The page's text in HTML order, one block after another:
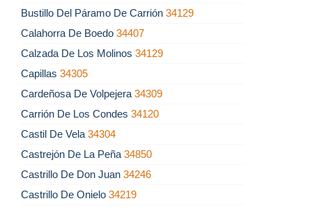
Bustillo Del Páramo De Carrión 34129
Calahorra De Boedo 34407
Calzada De Los Molinos 34129
Capillas 34305
Cardeñosa De Volpejera 34309
Carrión De Los Condes 34120
Castil De Vela 34304
Castrejón De La Peña 34850
Castrillo De Don Juan 34246
Castrillo De Onielo 34219